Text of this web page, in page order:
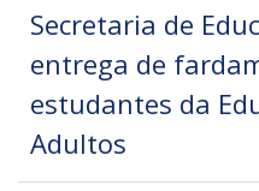
Secretaria de
entrega de
estudantes da
Adultos